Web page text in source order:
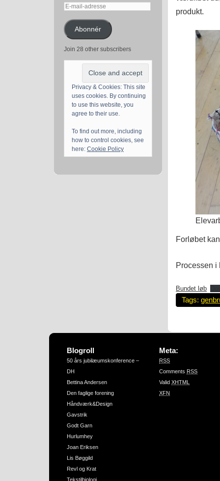
E-
adresseAbonnér
Join 28 other subscribers
Privacy & Cookies: This site
uses cookies. By continuing
to use this website, you
agree to their use.
To find out more, including
how to control cookies, see
here: Cookie Policy
produkt.
Forløbet
Processen i
Bundet løb
Tags:
Blogroll
50 års jubilæumskonference –
DH
Bettina Andersen
Den faglige forening
Håndværk&Design
Gavstrik
Godt Garn
Hurlumhey
Joan Eriksen
Lis Bøggild
Revl og Krat
Tekstilbiologi
Meta:
RSS
Comments RSS
Valid XHTML
XFN